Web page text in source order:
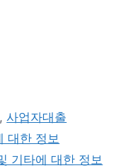
,사업자대출
대한 정보
기타에 대한 정보